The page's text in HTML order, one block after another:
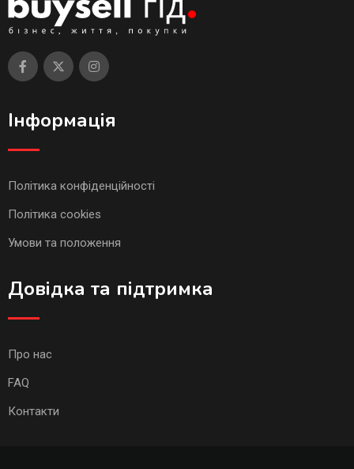
Інформація
Політика конфіденційності
Політика cookies
Умови та положення
Довідка та підтримка
Про нас
FAQ
Контакти